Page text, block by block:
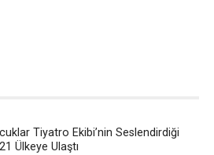
Tiyatro Ekibi’nin Seslendirdiği
Ülkeye Ulaştı